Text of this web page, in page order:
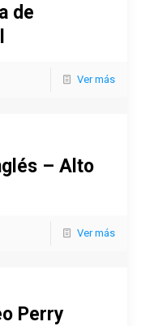
de
Ver más
– Alto
Ver más
Perry